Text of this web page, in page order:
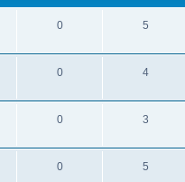
0 5
0 4
0 3
0 5